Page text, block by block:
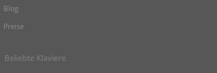
Blog
Preise
Beliebte Klaviere